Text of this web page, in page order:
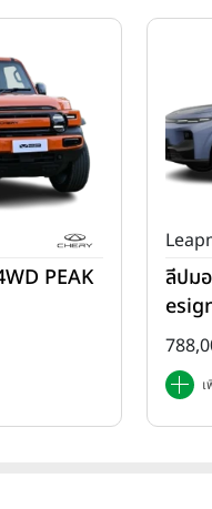
PEAK
ลีปม